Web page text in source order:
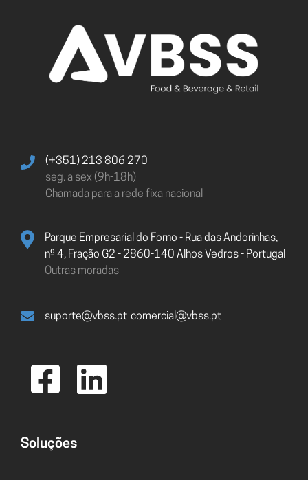
(+351) 213 806 270
seg. a sex (9h-18h)
Chamada para a rede fixa nacional
Parque Empresarial do Forno - Rua das Andorinhas,
nº 4, Fração G2 - 2860-140 Alhos Vedros - Portugal
Outras moradas
suporte@vbss.pt comercial@vbss.pt
Soluções